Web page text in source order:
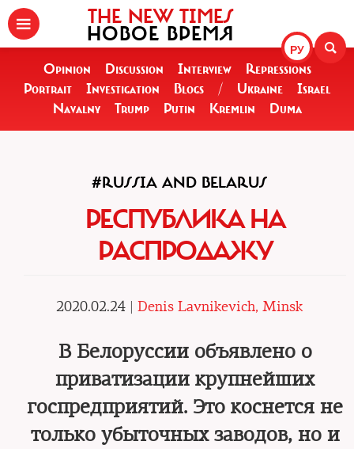
РУ
THE NEW TIMES
НОВОЕ ВРЕМЯ
Opinion Discussion Interview
Repressions
Portrait
Investigation Blogs / Ukraine
Israel
Navalny
Trump Putin Kremlin Duma
#RUSSIA AND BELARUS
РЕСПУБЛИКА НА
РАСПРОДАЖУ
2020.02.24 | Denis Lavnikevich, Minsk
В Белоруссии объявлено о
приватизации крупнейших
госпредприятий. Это коснется не
только убыточных заводов, но и